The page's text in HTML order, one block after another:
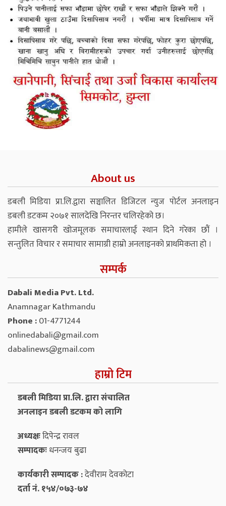
About us
डबली मिडिया प्रा.लि.द्वारा सञ्चालित डिजिटल न्युज पोर्टल अनलाइन
डबली डटकम २०७१ सालदेखि निरन्तर चलिरहेको छ।
हामीले खासगरी खोजमूलक समाचारलाई स्थान दिने गरेका छौं ।
सन्तुलित विचार र समाचार सामाग्री हाम्रो अनलाइनको प्राथमिकता हो ।
सम्पर्क
Dabali Media Pvt. Ltd.
Anamnagar Kathmandu
Phone :01-4771244
onlinedabali@gmail.com
dabalinews@gmail.com
हाम्रो टिम
डबली मिडिया प्रा.लि. द्वारा संचालित
अनलाइन डबली डटकम को लागि
अध्यक्षःदिपेन्द्र रावल
सम्पादकःधनन्‍जय बुढा
कार्यकारी सम्पादक :देवीराम देवकोटा
दर्ता नं. १५४/०७३-७४